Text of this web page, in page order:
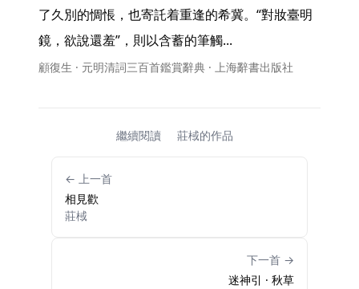
了久別的惆悵，也寄託着重逢的希冀。“對妝臺明
鏡，欲說還羞”，則以含蓄的筆觸...
顧復生 · 元明清詞三百首鑑賞辭典 · 上海辭書出版社
繼續閱讀 莊棫的作品
← 上一首
相見歡
莊棫
下一首 →
迷神引 · 秋草